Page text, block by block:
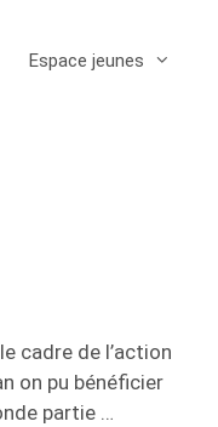
Espace jeunes
cadre de l’action
on pu bénéficier
partie …